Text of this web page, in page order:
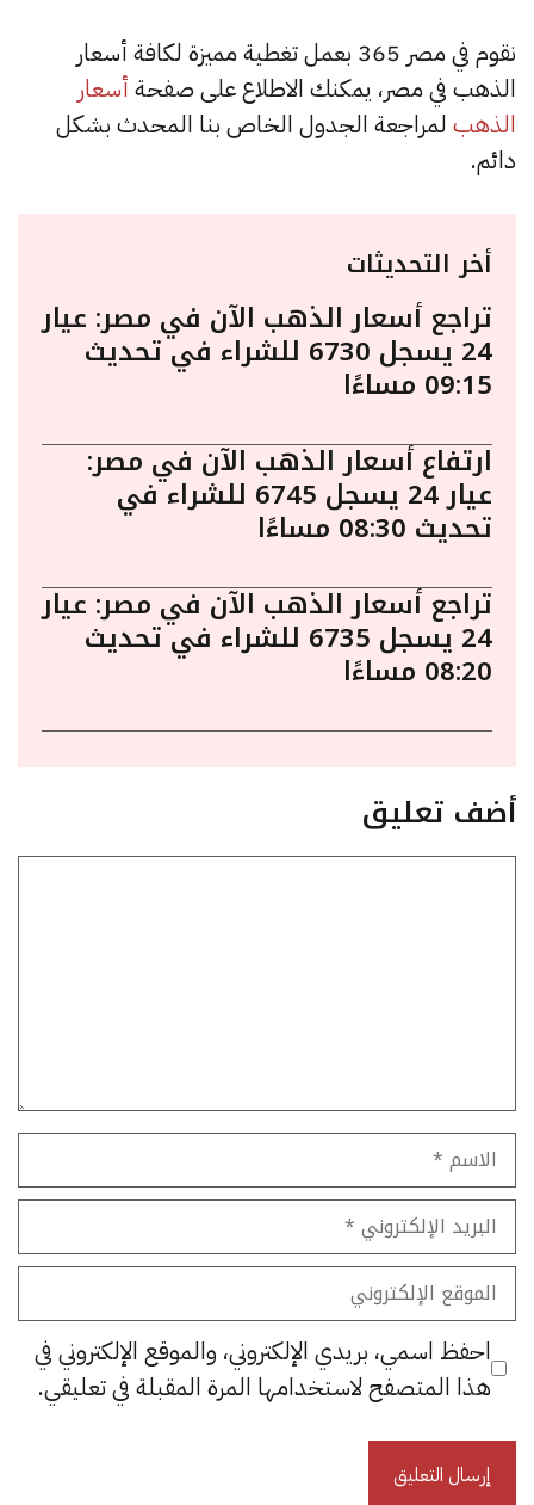
نقوم في مصر 365 بعمل تغطية مميزة لكافة أسعار
الذهب في مصر، يمكنك الاطلاع على صفحة أسعار
الذهب لمراجعة الجدول الخاص بنا المحدث بشكل
دائم.
أخر التحديثات
تراجع أسعار الذهب الآن في مصر: عيار
24 يسجل 6730 للشراء في تحديث
09:15 مساءًا
ارتفاع أسعار الذهب الآن في مصر:
عيار 24 يسجل 6745 للشراء في
تحديث 08:30 مساءًا
تراجع أسعار الذهب الآن في مصر: عيار
24 يسجل 6735 للشراء في تحديث
08:20 مساءًا
أضف تعليق
الاسم
البريد
الإلكتروني
الموقع
الإلكتروني
احفظ اسمي، بريدي الإلكتروني، والموقع الإلكتروني في
هذا المتصفح لاستخدامها المرة المقبلة في تعليقي.